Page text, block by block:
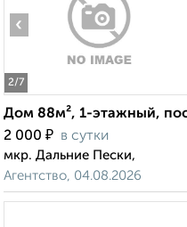
2/7
‹
Дом 88м², 1-этажный,
2 000 ₽ в сутки
мкр. Дальние Пески,
Агентство, 04.08.2026